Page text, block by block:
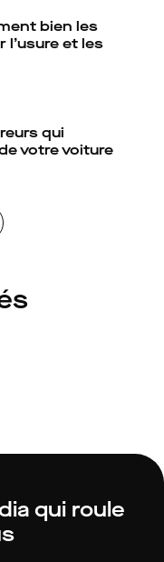
bien les
et les
qui
votre voiture
qui roule